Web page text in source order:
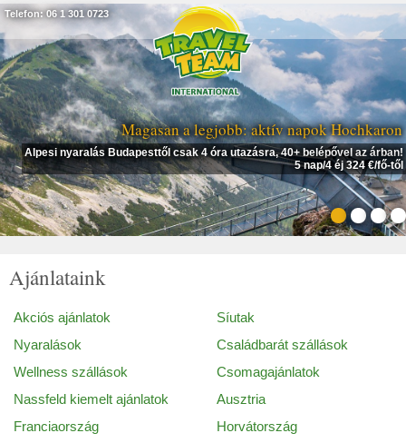
Magasan a legjobb: aktív napok Hochkaron
Alpesi nyaralás Budapesttől csak 4 óra utazásra, 40+ belépővel az árban!
5 nap/4 éj 324 €/fő-től
Telefon: 06 1 301 0723
Ajánlataink
Akciós ajánlatok
Síutak
Nyaralások
Családbarát szállások
Wellness szállások
Csomagajánlatok
Nassfeld kiemelt ajánlatok
Ausztria
Franciaország
Horvátország